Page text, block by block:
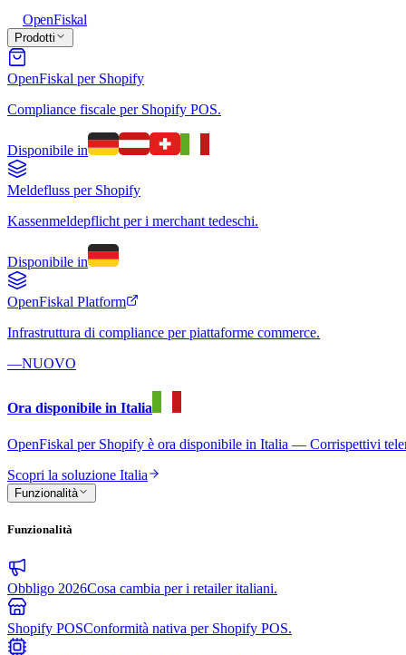
OpenFiskal
Prodotti
OpenFiskal per Shopify
Compliance fiscale per Shopify POS.
Disponibile in
Meldefluss per Shopify
Kassenmeldepflicht per i merchant tedeschi.
Disponibile in
OpenFiskal Platform
Infrastruttura di compliance per piattaforme commerce.
—NUOVO
Ora disponibile in Italia
OpenFiskal per Shopify è ora disponibile in Italia — Corrispettivi
Scopri la soluzione Italia
Funzionalità
Funzionalità
Obbligo 2026Cosa cambia per i retailer italiani.
Shopify POSConformità nativa per Shopify POS.